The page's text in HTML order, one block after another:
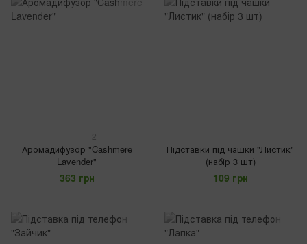
2
Аромадифузор "Cashmere
Lavender"
363 грн
Підставки під чашки "Листик"
(набір 3 шт)
109 грн